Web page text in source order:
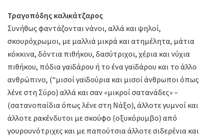
Τραγοπόδης καλικάτζαρος
Συνήθως φαντάζονται νάνοι, αλλά και ψηλοί,
σκουρόχρωμοι, με μαλλιά μικρά και ατημέλητα, μάτια
κόκκινα, δόντια πιθήκου, δασύτριχοι, χέρια και νύχια
πιθήκου, πόδια γαϊδάρου ή το ένα γαϊδάρου και το άλλο
ανθρώπινο, (“μισοί γαϊδούρια και μισοί άνθρωποι όπως
λένε στη Σύρο) αλλά και σαν «μικροί σατανάδες» –
(σατανοπαίδια όπως λένε στη Νάξο), άλλοτε γυμνοί και
άλλοτε ρακένδυτοι με σκούφο (οξυκόρυμβο) από
γουρουνότριχες και με παπούτσια άλλοτε σιδερένια και